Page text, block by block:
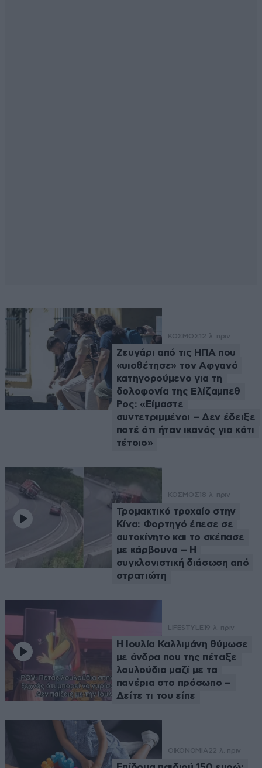
ΚΟΣΜΟΣ 12 λ. πριν
Ζευγάρι από τις ΗΠΑ που
«υιοθέτησε» τον Αφγανό
κατηγορούμενο για τη
δολοφονία της Ελίζαμπεθ
Ρος: «Είμαστε
συντετριμμένοι – Δεν έδειξε
ποτέ ότι ήταν ικανός για κάτι
τέτοιο»
ΚΟΣΜΟΣ 18 λ. πριν
Τρομακτικό τροχαίο στην
Κίνα: Φορτηγό έπεσε σε
αυτοκίνητο και το σκέπασε
με κάρβουνα – Η
συγκλονιστική διάσωση από
στρατιώτη
LIFESTYLE 19 λ. πριν
Η Ιουλία Καλλιμάνη θύμωσε
με άνδρα που της πέταξε
λουλούδια μαζί με τα
πανέρια στο πρόσωπο –
Δείτε τι του είπε
ΟΙΚΟΝΟΜΙΑ22 λ. πριν